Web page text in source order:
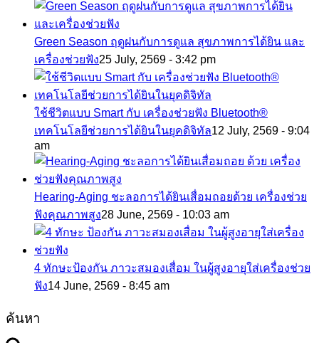
Green Season ฤดูฝนกับการดูแล สุขภาพการได้ยิน และ
เครื่องช่วยฟัง25 July, 2569 - 3:42 pm
ใช้ชีวิตแบบ Smart กับ เครื่องช่วยฟัง Bluetooth®
เทคโนโลยีช่วยการได้ยินในยุคดิจิทัล12 July, 2569 - 9:04
am
Hearing-Aging ชะลอการได้ยินเสื่อมถอยด้วย เครื่องช่วย
ฟังคุณภาพสูง28 June, 2569 - 10:03 am
4 ทักษะป้องกัน ภาวะสมองเสื่อม ในผู้สูงอายุใส่เครื่องช่วย
ฟัง14 June, 2569 - 8:45 am
ค้นหา